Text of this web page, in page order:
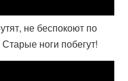
не беспокоют по
ноги побегут!